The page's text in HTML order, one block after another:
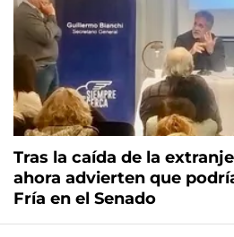
Tras la caída de la
ahora advierten que
Fría en el Senado